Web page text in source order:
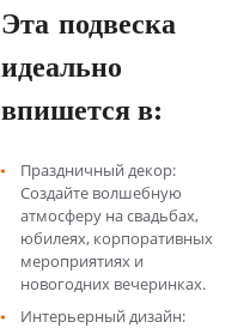
Эта подвеска
идеально
впишется в:
Праздничный декор:
Создайте волшебную
атмосферу на свадьбах,
юбилеях, корпоративных
мероприятиях и
новогодних вечеринках.
Интерьерный дизайн: